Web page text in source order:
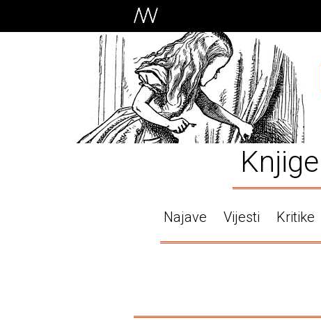
Knjige
Najave Vijesti Kritike